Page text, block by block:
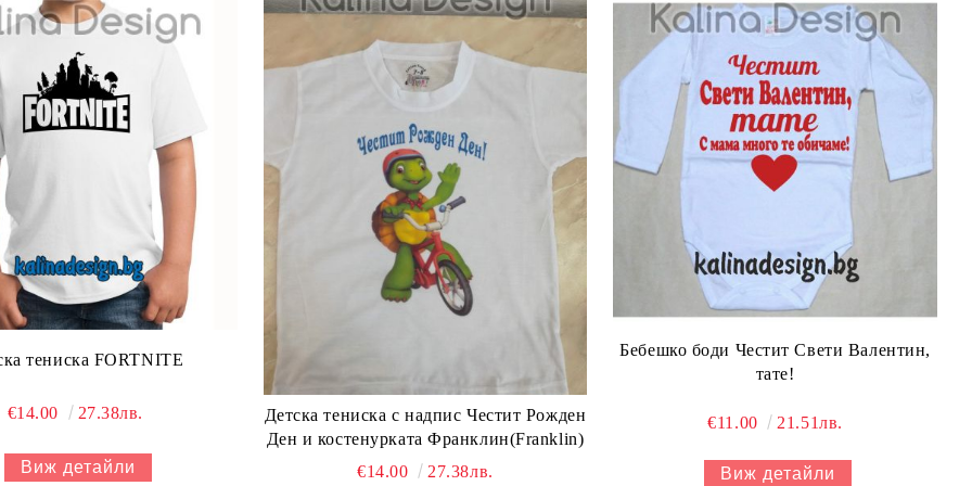
тениска FORTNITE
€14.00 27.38лв.
Виж детайли
Детска тениска с надпис Честит Рожден
Ден и костенурката Франклин(Franklin)
€14.00
27.38лв.
Бебешко боди Честит Свети Валентин,
тате!
€11.00 21.51лв.
Виж детайли